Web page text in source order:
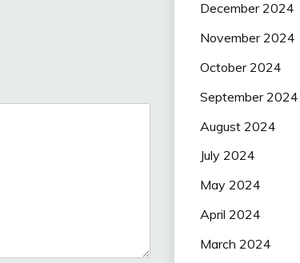
December 2024
November 2024
October 2024
September 2024
August 2024
July 2024
May 2024
April 2024
March 2024